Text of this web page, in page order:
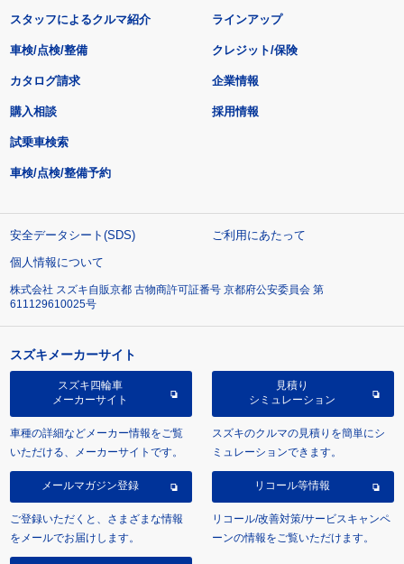
スタッフによるクルマ紹介 ラインアップ
車検/点検/整備 クレジット/保険
カタログ請求
購入相談
試乗車検索
車検/点検/整備予約
企業情報
採用情報
安全データシート(SDS)
ご利用にあたって
個人情報について
株式会社 スズキ自販京都 古物商許可証番号 京都府公安委員会 第
611129610025号
スズキメーカーサイト
スズキ四輪車
メーカーサイト
車種の詳細などメーカー情報をご覧
いただける、メーカーサイトです。
見積り
シミュレーション
スズキのクルマの見積りを簡単にシ
ミュレーションできます。
メールマガジン登録
ご登録いただくと、さまざまな情報
をメールでお届けします。
リコール等情報
リコール/改善対策/サービスキャンペ
ーンの情報をご覧いただけます。